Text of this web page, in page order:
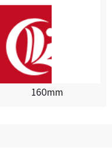
160mm